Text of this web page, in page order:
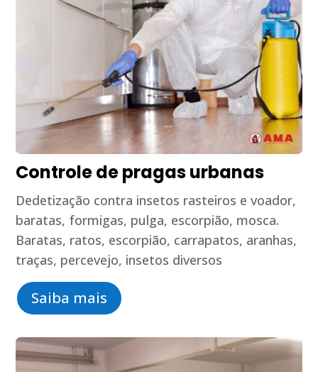
Controle de pragas urbanas
Dedetização contra insetos rasteiros e voador,
baratas, formigas, pulga, escorpião, mosca.
Baratas, ratos, escorpião, carrapatos, aranhas,
traças, percevejo, insetos diversos
Saiba mais